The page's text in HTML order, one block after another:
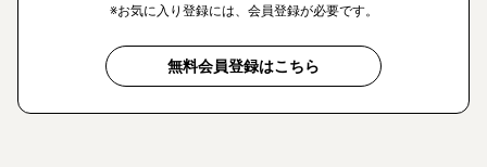
※お気に入り登録には、会員登録が必要です。
無料会員登録はこちら